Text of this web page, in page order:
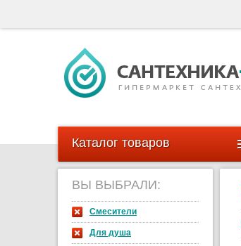
Каталог товаров
ВЫ ВЫБРАЛИ:
Смесители
Для душа